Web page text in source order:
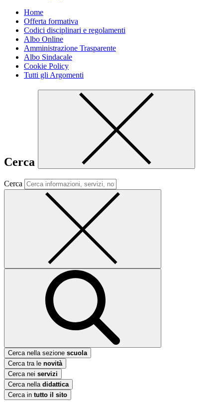
Home
Offerta formativa
Codici disciplinari e regolamenti
Albo Online
Amministrazione Trasparente
Albo Sindacale
Cookie Policy
Tutti gli Argomenti
Cerca
Cerca
Cerca nella sezione scuola
Cerca tra le novità
Cerca nei servizi
Cerca nella didattica
Cerca in tutto il sito